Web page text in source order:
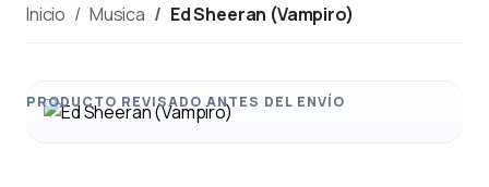
Inicio Musica Ed Sheeran (Vampiro)